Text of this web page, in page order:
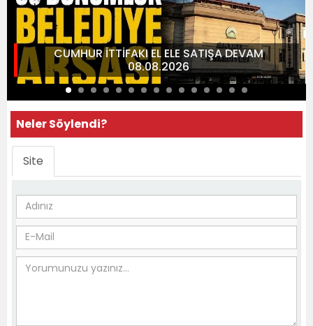
CUMHUR İTTİFAKI EL ELE SATIŞA DEVAM
08.08.2026
Neler Söylendi?
Site